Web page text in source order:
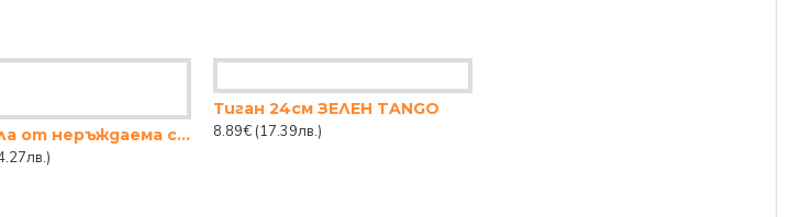
Касерола от неръждаема стомана 18СМ.
Тиган 24см ЗЕЛЕН TANGO
8.89€ (17.39лв.)